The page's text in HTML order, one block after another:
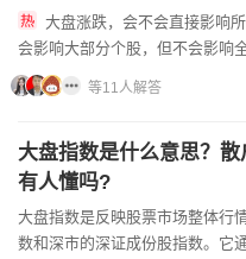
会影响大部分个股，但不会影响
最终走势。一、先说结论大盘大
等11人解答
大盘指数是什么意思？散
有人懂吗?
大盘指数是反映股票市场整体行
数‌和深市的‌深证成份股指数‌。它